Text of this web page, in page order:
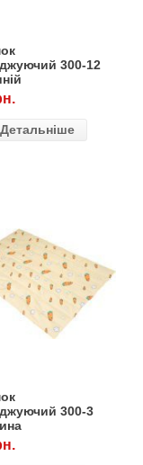
300-12
Детальніше
300-3